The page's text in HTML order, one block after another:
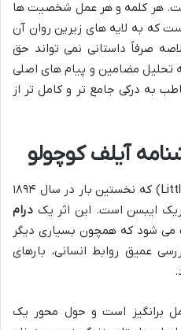
هر کلمه و هر عمل شخصیت ها
که به لایه های زیرین روان آن
صرفاً داستانی نمی تواند حق
تحلیل مضامین و پیام های اصلی
به درکی جامع تر و کامل تر از
آیلف کوچولو
نمایشنامه آیلف کوچولو (Little Eyolf) که نخستین بار در سال ۱۸۹۴
ایبسن است. این اثر یک درام
شود که همچون بسیاری دیگر
عمیق روابط انسانی، بارهای
برانگیز است و حول محور یک